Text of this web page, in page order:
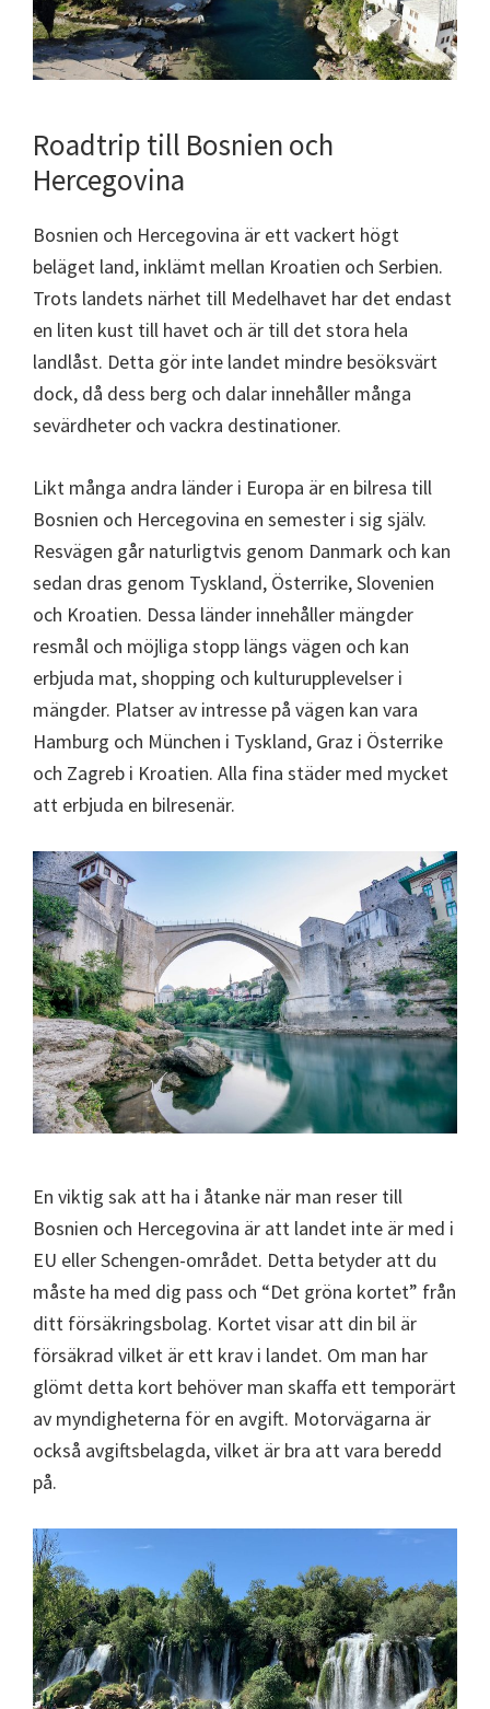
Roadtrip till Bosnien och
Hercegovina
Bosnien och Hercegovina är ett vackert högt
beläget land, inklämt mellan Kroatien och Serbien.
Trots landets närhet till Medelhavet har det endast
en liten kust till havet och är till det stora hela
landlåst. Detta gör inte landet mindre besöksvärt
dock, då dess berg och dalar innehåller många
sevärdheter och vackra destinationer.
Likt många andra länder i Europa är en bilresa till
Bosnien och Hercegovina en semester i sig själv.
Resvägen går naturligtvis genom Danmark och kan
sedan dras genom Tyskland, Österrike, Slovenien
och Kroatien. Dessa länder innehåller mängder
resmål och möjliga stopp längs vägen och kan
erbjuda mat, shopping och kulturupplevelser i
mängder. Platser av intresse på vägen kan vara
Hamburg och München i Tyskland, Graz i Österrike
och Zagreb i Kroatien. Alla fina städer med mycket
att erbjuda en bilresenär.
En viktig sak att ha i åtanke när man reser till
Bosnien och Hercegovina är att landet inte är med i
EU eller Schengen-området. Detta betyder att du
måste ha med dig pass och “Det gröna kortet” från
ditt försäkringsbolag. Kortet visar att din bil är
försäkrad vilket är ett krav i landet. Om man har
glömt detta kort behöver man skaffa ett temporärt
av myndigheterna för en avgift. Motorvägarna är
också avgiftsbelagda, vilket är bra att vara beredd
på.